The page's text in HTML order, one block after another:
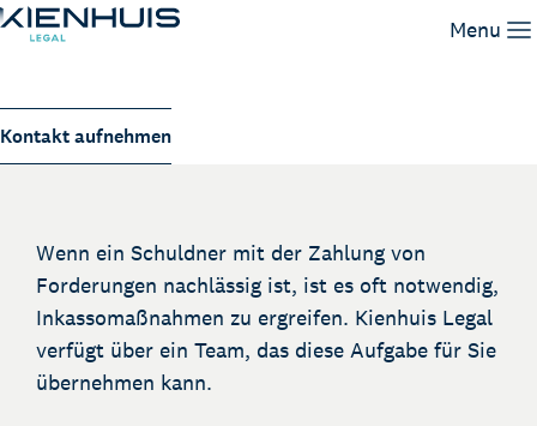
Menu
Unsere Leistungen
Unser Team
Arbeiten bei
Kontakt
Inkasso
Kontakt aufnehmen
Wenn ein Schuldner mit der Zahlung von
Forderungen nachlässig ist, ist es oft notwendig,
Inkassomaßnahmen zu ergreifen. Kienhuis Legal
verfügt über ein Team, das diese Aufgabe für Sie
übernehmen kann.